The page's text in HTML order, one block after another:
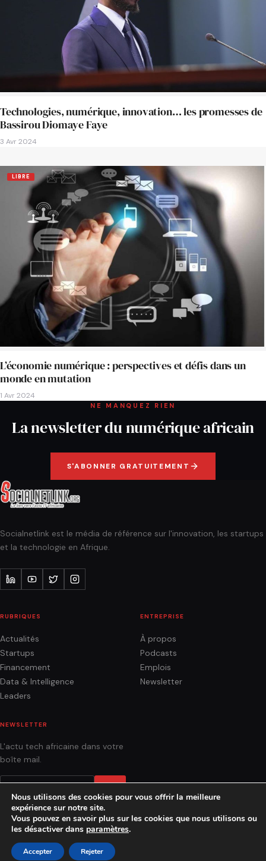
Technologies, numérique, innovation… les promesses de
Bassirou Diomaye Faye
3 Avr 2024
LIBRE
L’économie numérique : perspectives et défis dans un
monde en mutation
1 Avr 2024
NE MANQUEZ RIEN
La newsletter du numérique africain
S'ABONNER GRATUITEMENT
Socialnetlink est le média de référence sur l'innovation, les startups
et la technologie en Afrique.
RUBRIQUES
Actualités
Startups
Financement
Data & Intelligence
Leaders
ENTREPRISE
À propos
Podcasts
Emplois
Newsletter
NEWSLETTER
L'actu tech africaine dans votre
boîte mail.
ACTUALITÉSANALYSES PODCASTS AGENCE
© 2026 Socialnetlink · Fait à Dakar, Sénégal.
Nous utilisons des cookies pour vous offrir la meilleure
expérience sur notre site.
Vous pouvez en savoir plus sur les cookies que nous utilisons ou
les désactiver dans paramètres.
Accepter Rejeter